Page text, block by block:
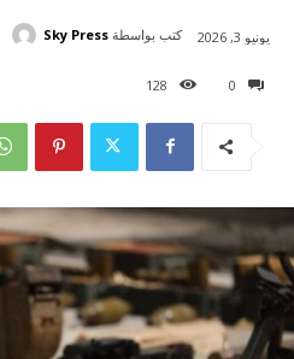
0
128
يونيو 3, 2026 كتب بواسطة Sky Press